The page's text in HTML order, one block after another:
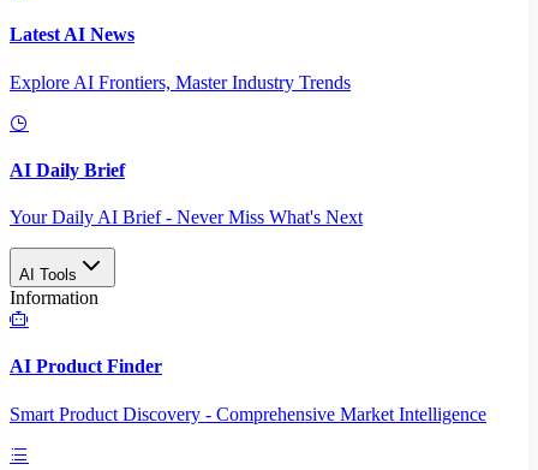
Latest AI News
Explore AI Frontiers, Master Industry Trends
AI Daily Brief
Your Daily AI Brief - Never Miss What's Next
AI Tools
Information
AI Product Finder
Smart Product Discovery - Comprehensive Market Intelligence